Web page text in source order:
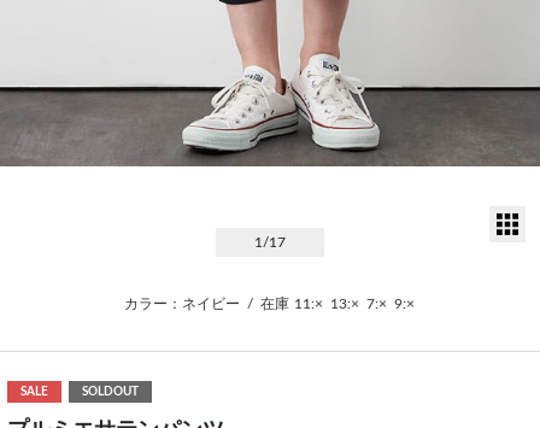
1 /17
カラー：ネイビー / 在庫 11:× 13:× 7:× 9:×
SALE SOLDOUT